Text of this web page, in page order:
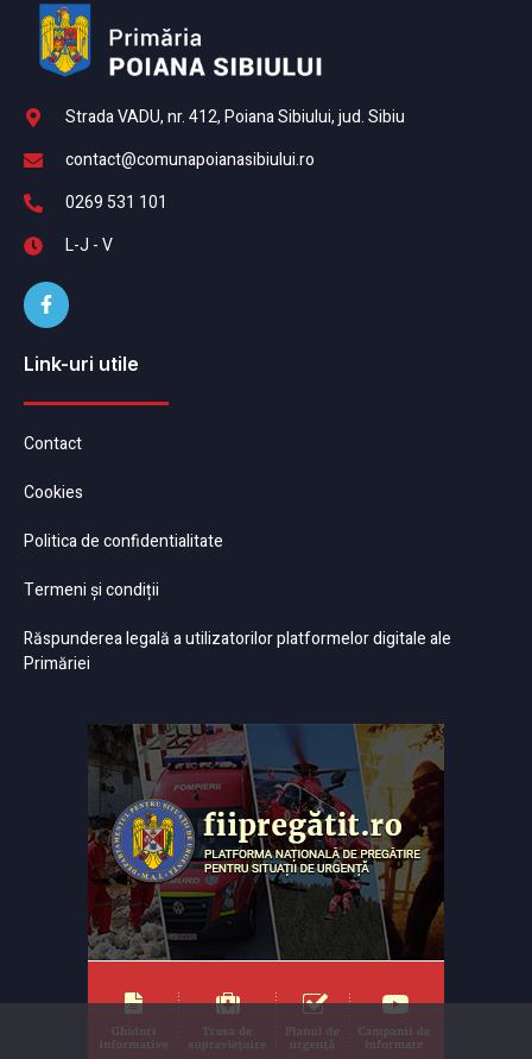
Strada VADU, nr. 412, Poiana Sibiului, jud. Sibiu
contact@comunapoianasibiului.ro
0269 531 101
L-J - V
Link-uri utile
Contact
Cookies
Politica de confidentialitate
Termeni și condiții
Răspunderea legală a utilizatorilor platformelor digitale ale
Primăriei